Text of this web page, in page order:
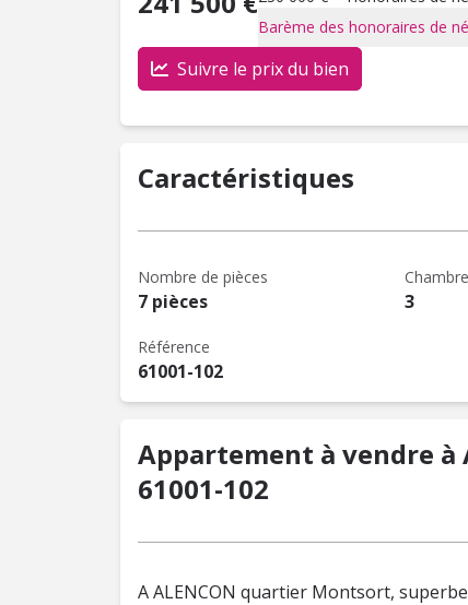
Barème des honoraires de
Suivre le prix du bien
Caractéristiques
Nombre de pièces
7 pièces 3
Référence
61001-102
Appartement à vendre à
61001-102
A ALENCON quartier Montsort,